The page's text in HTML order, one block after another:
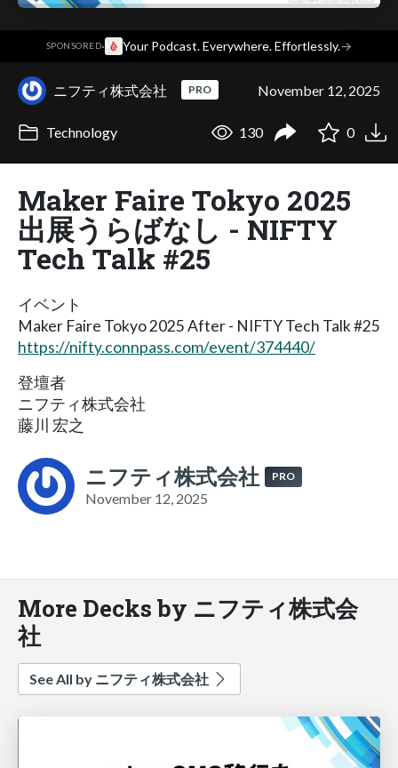
SPONSORED· Your Podcast. Everywhere. Effortlessly.→
ニフティ株式会社 PRO November 12, 2025
Technology 130 0
Maker Faire Tokyo 2025
出展うらばなし - NIFTY
Tech Talk #25
イベント
Maker Faire Tokyo 2025 After - NIFTY Tech Talk #25
https://nifty.connpass.com/event/374440/
登壇者
ニフティ株式会社
藤川 宏之
ニフティ株式会社 PRO
November 12, 2025
More Decks by ニフティ株式会
社
See All by ニフティ株式会社